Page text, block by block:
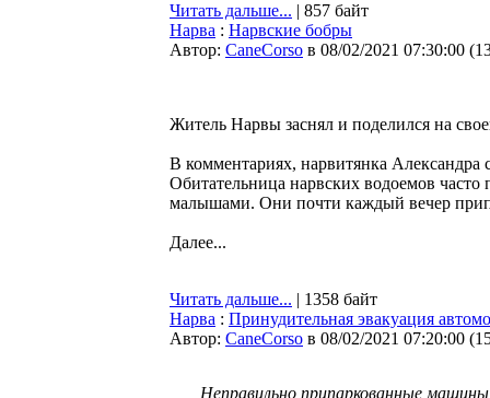
Читать дальше... | 857 байт
Нарва : Нарвские бобры
Автор: CaneCorso в 08/02/2021 07:30:00 (
Житель Нарвы заснял и поделился на
В комментариях, нарвитянка
Обитательница нарвских водоемов
малышами. Они почти каждый вечер
Далее...
Читать дальше... | 1358 байт
Нарва : Принудительная эвакуация
Автор: CaneCorso в 08/02/2021 07:20:00 (
Неправильно припаркованные